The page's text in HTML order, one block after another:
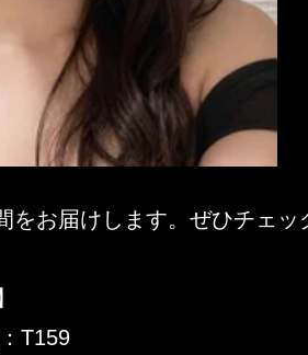
をお届けします。ぜひチェッ
T159